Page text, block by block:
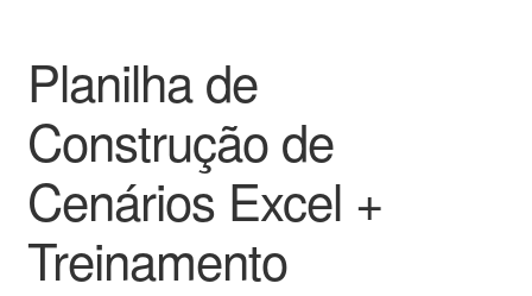
Planilha de
Construção de
Cenários Excel +
Treinamento